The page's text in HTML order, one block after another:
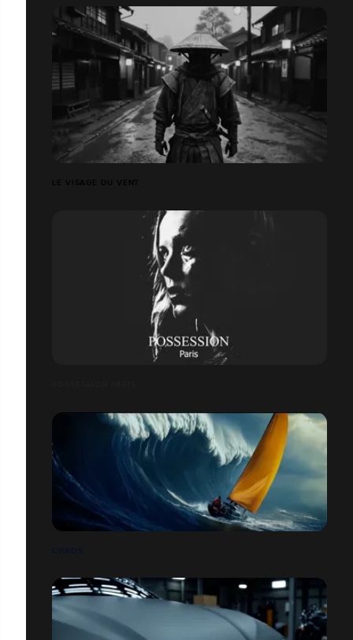
LE VISAGE DU VENT